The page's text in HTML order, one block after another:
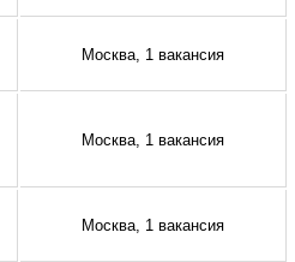
Москва, 1 вакансия
Москва, 1 вакансия
Москва, 1 вакансия